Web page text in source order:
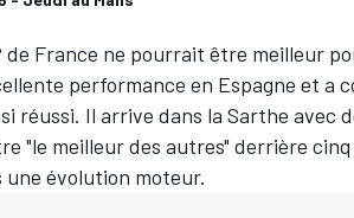
de France ne pourrait être meilleur
performance en Espagne et
réussi. Il arrive dans la Sarthe avec
"le meilleur des autres" derrière
une évolution moteur.